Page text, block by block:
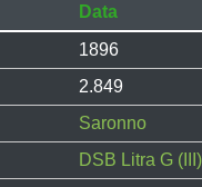
Data
1896
2.849
Saronno
DSB Litra G